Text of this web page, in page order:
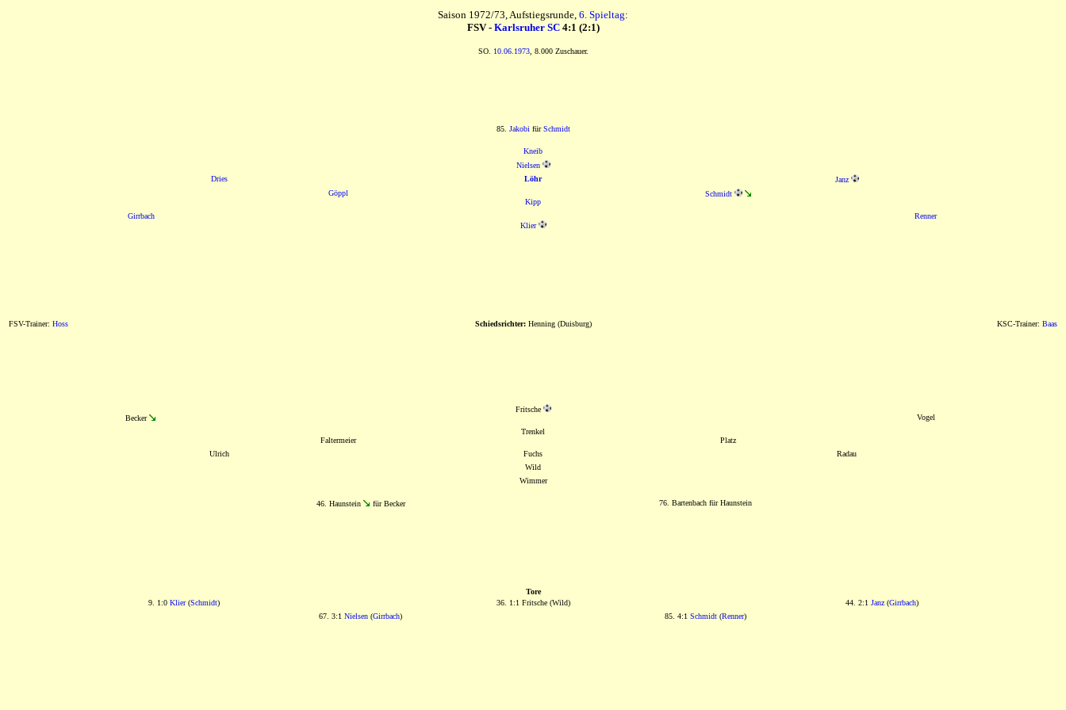
Saison 1972/73, Aufstiegsrunde, 6. Spieltag:
FSV - Karlsruher SC4:1 (2:1)
SO. 10.06.1973, 8.000 Zuschauer.
85. Jakobi fürSchmidt
Kneib
Nielsen
Dries
Löhr
Janz
Göppl
Kipp
Schmidt
Girrbach
Klier
Renner
FSV-Trainer: Hoss Schiedsrichter:Henning (Duisburg) KSC-Trainer: Baas
Becker
Fritsche
Vogel
Faltermeier
Trenkel
Platz
Ulrich
Fuchs
Radau
Wild
Wimmer
46. Haunstein für Becker 76. Bartenbach für Haunstein
Tore
9. 1:0 Klier(Schmidt) 36. 1:1 Fritsche (Wild) 44. 2:1 Janz (Girrbach)
67. 3:1 Nielsen (Girrbach) 85. 4:1 Schmidt (Renner)